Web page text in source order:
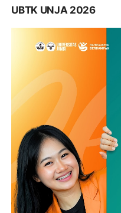
UBTK UNJA 2026